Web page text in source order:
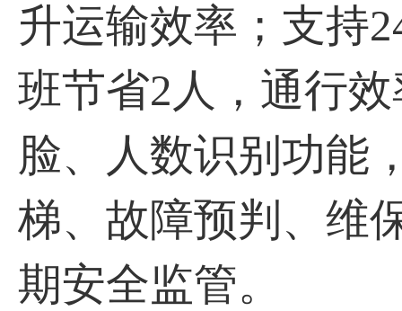
升运输效率；支持
班节省2人，通行
脸、人数识别功能
梯、故障预判、维
期安全监管。